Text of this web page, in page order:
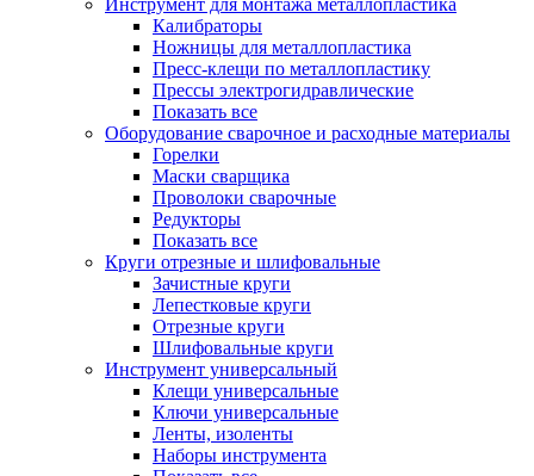
Инструмент для монтажа металлопластика
Калибраторы
Ножницы для металлопластика
Пресс-клещи по металлопластику
Прессы электрогидравлические
Показать все
Оборудование сварочное и расходные материалы
Горелки
Маски сварщика
Проволоки сварочные
Редукторы
Показать все
Круги отрезные и шлифовальные
Зачистные круги
Лепестковые круги
Отрезные круги
Шлифовальные круги
Инструмент универсальный
Клещи универсальные
Ключи универсальные
Ленты, изоленты
Наборы инструмента